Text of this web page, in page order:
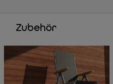
Zubehör